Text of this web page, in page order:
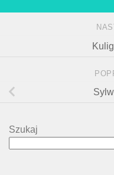
Szukaj